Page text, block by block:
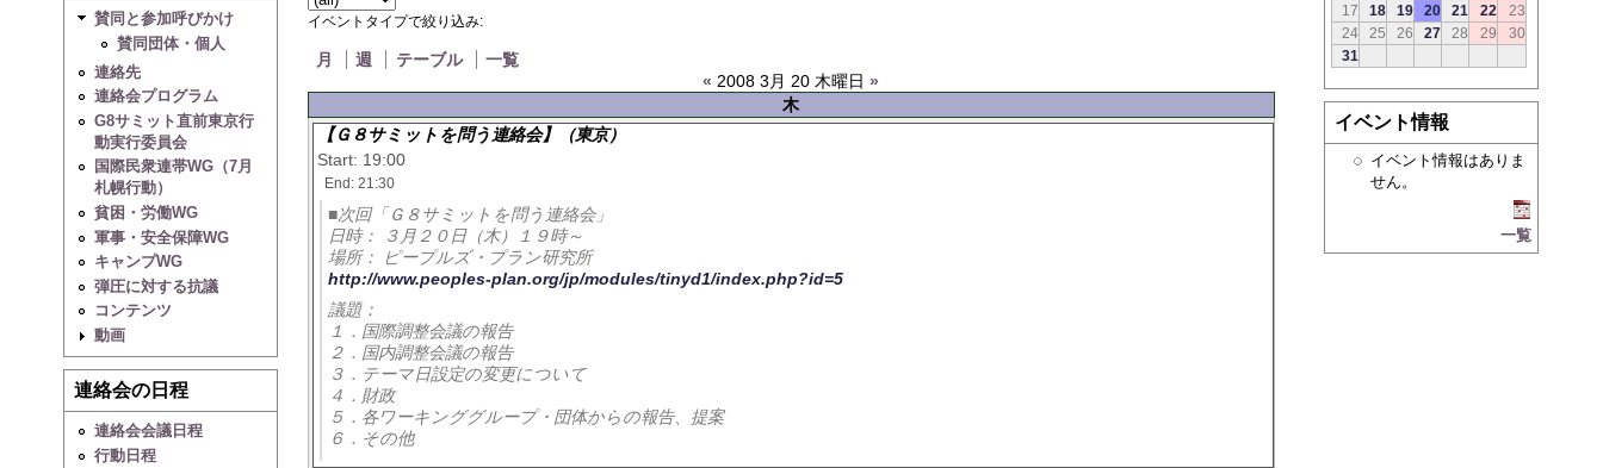
賛同と参加呼びかけ
賛同団体・個人
連絡先
連絡会プログラム
G8サミット直前東京行
動実行委員会
国際民衆連帯WG（7月
札幌行動）
貧困・労働WG
軍事・安全保障WG
キャンプWG
弾圧に対する抗議
コンテンツ
動画
連絡会の日程
連絡会会議日程
行動日程
イベントタイプで絞り込み:
月 週 テーブル
一覧
« 2008 3月 20 木曜日»
木
【Ｇ８サミットを問う連絡会】（東京）
Start: 19:00
End: 21:30
■次回「Ｇ８サミットを問う連絡会」
日時： ３月２０日（木）１９時～
場所： ピープルズ・プラン研究所
http://www.peoples-plan.org/jp/modules/tinyd1/index.php?id=5
議題：
１．国際調整会議の報告
２．国内調整会議の報告
３．テーマ日設定の変更について
４．財政
５．各ワーキンググループ・団体からの報告、提案
６．その他
17
18 19 20 21 22
23
24
25 26 27 28 29
30
31
イベント情報
イベント情報はありま
せん。
一覧